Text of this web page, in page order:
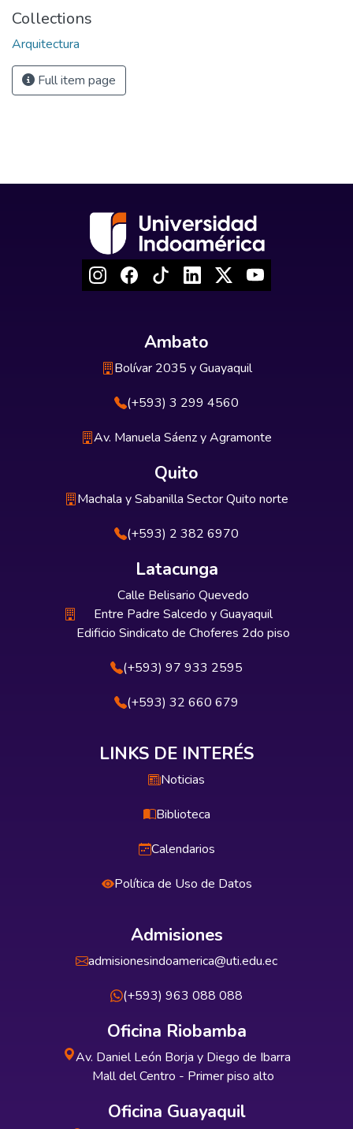
Collections
Arquitectura
Full item page
Ambato
Bolívar 2035 y Guayaquil
(+593) 3 299 4560
Av. Manuela Sáenz y Agramonte
Quito
Machala y Sabanilla Sector Quito norte
(+593) 2 382 6970
Latacunga
Calle Belisario Quevedo
Entre Padre Salcedo y Guayaquil
Edificio Sindicato de Choferes 2do piso
(+593) 97 933 2595
(+593) 32 660 679
LINKS DE INTERÉS
Noticias
Biblioteca
Calendarios
Política de Uso de Datos
Admisiones
admisionesindoamerica@uti.edu.ec
(+593) 963 088 088
Oficina Riobamba
Av. Daniel León Borja y Diego de Ibarra
Mall del Centro - Primer piso alto
Oficina Guayaquil